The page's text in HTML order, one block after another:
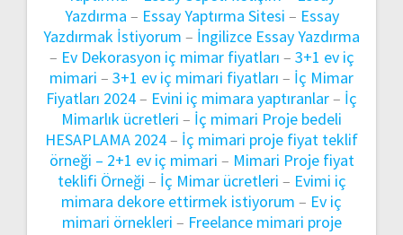
Yazdırma – Essay Yaptırma Sitesi – Essay
Yazdırmak İstiyorum – İngilizce Essay Yazdırma
– Ev Dekorasyon iç mimar fiyatları – 3+1 ev iç
mimari – 3+1 ev iç mimari fiyatları – İç Mimar
Fiyatları 2024– Evini iç mimara yaptıranlar– İç
Mimarlık ücretleri – İç mimari Proje bedeli
HESAPLAMA 2024– İç mimari proje fiyat teklif
örneği – 2+1 ev iç mimari – Mimari Proje fiyat
teklifi Örneği – İç Mimar ücretleri – Evimi iç
mimara dekore ettirmek istiyorum – Ev iç
mimari örnekleri – Freelance mimari proje